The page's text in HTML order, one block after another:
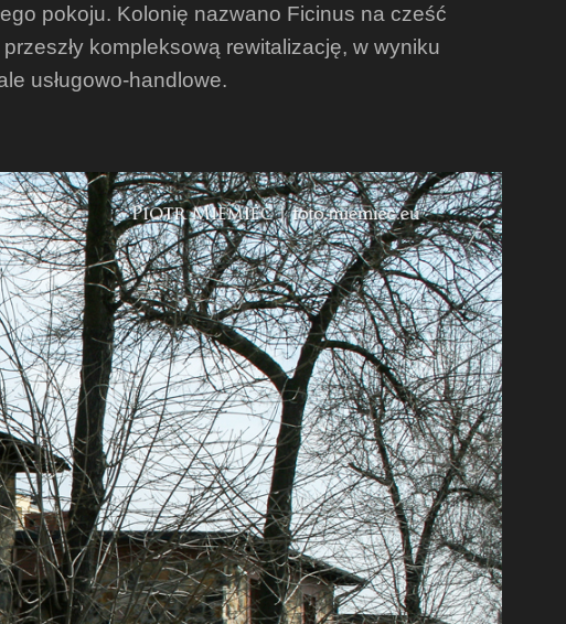
pokoju. Kolonię nazwano Ficinus na cześć
kompleksową rewitalizację, w wyniku
usługowo-handlowe.